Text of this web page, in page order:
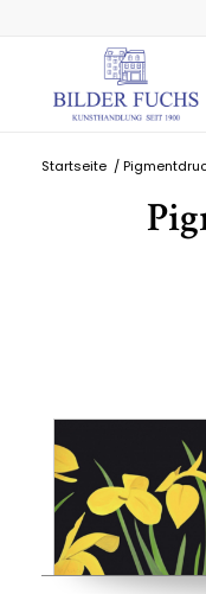
Startseite /